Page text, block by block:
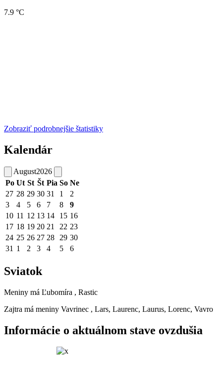
7.9 °C
Zobraziť podrobnejšie štatistiky
Kalendár
August2026
Po Ut St Št Pia So Ne
27 28 29 30 31 1
2
3
4 5 6 7 8
9
10 11 12 13 14 15 16
17 18 19 20 21 22 23
24 25 26 27 28 29 30
31 1 2 3 4 5 6
Sviatok
Meniny má Ľubomíra , Rastic
Zajtra má meniny Vavrinec , Lars, Laurenc, Laurus, Lorenc, Vavro
Informácie o aktuálnom stave ovzdušia